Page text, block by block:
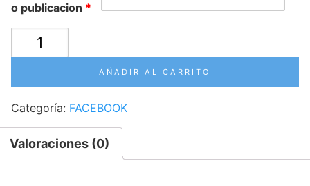
o publicacion *
COMPRAR
VISITAS
LIVE
cantidad
AÑADIR AL CARRITO
Categoría: FACEBOOK
Valoraciones (0)